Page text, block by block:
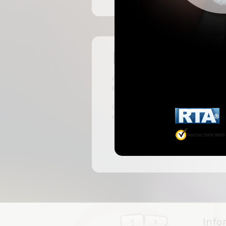
Pas encore
ABKingdom est le site français de
inscrivant, vous pourrez accéder
C'est rapide et gratuit, des milliers
discussions, faire des rencontres,